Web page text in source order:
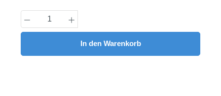
Produkt Anzahl: Gib den gewünschten
In den Warenkorb